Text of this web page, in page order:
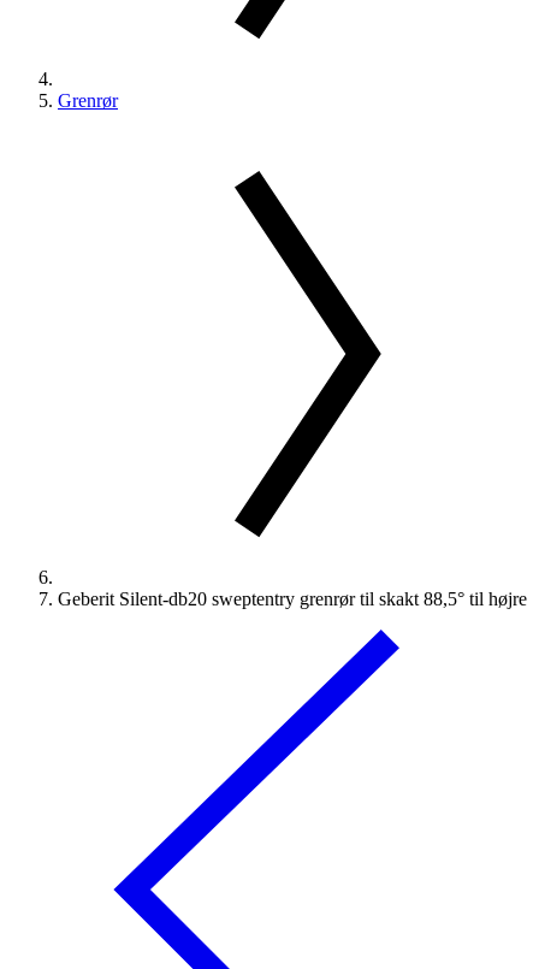
Grenrør
Geberit Silent-db20 sweptentry grenrør til skakt 88,5° til højre